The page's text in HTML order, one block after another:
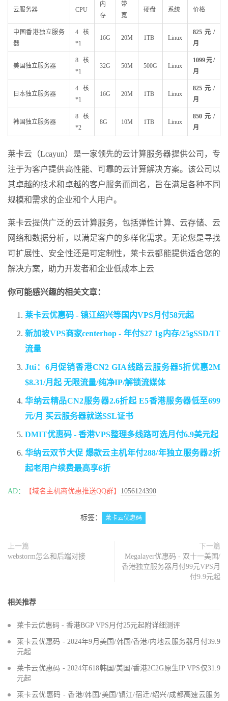
云服务器 CPU
内
存
带
宽
硬盘 系统 价格
中国香港独立服务
器
4核
*1
16G 20M 1TB Linux
825 元/
月
美国独立服务器
8核
*1
32G 50M 500G Linux
1099元/
月
日本独立服务器
4核
*1
16G 20M 1TB Linux
825 元/
月
韩国独立服务器
8核
*2
8G 10M 1TB Linux
850 元/
月
莱卡云（Lcayun）是一家领先的云计算服务器提供公司，专
注于为客户提供高性能、可靠的云计算解决方案。该公司以
其卓越的技术和卓越的客户服务而闻名，旨在满足各种不同
规模和需求的企业和个人用户。
莱卡云提供广泛的云计算服务，包括弹性计算、云存储、云
网络和数据分析，以满足客户的多样化需求。无论您是寻找
可扩展性、安全性还是可定制性，莱卡云都能提供适合您的
解决方案，助力开发者和企业低成本上云
你可能感兴趣的相关文章：
莱卡云优惠码 - 镇江绍兴等国内VPS月付58元起
新加坡VPS商家centerhop - 年付$27 1g内存/25gSSD/1T
流量
Jtti：6月促销香港CN2 GIA线路云服务器5折优惠2M
$8.31/月起 无限流量/纯净IP/解锁流媒体
华纳云精品CN2服务器2.6折起 E5香港服务器低至699
元/月 买云服务器就送SSL证书
DMIT优惠码 - 香港VPS整理多线路可选月付6.9美元起
华纳云双节大促 爆款云主机年付288/年独立服务器2折
起老用户续费最高享6折
AD： 【域名主机商优惠推送QQ群】 1056124390
标签： 莱卡云优惠码
上一篇
webstorm怎么和后端对接
下一篇
Megalayer优惠码 - 双十一美国/
香港独立服务器月付99元VPS月
付9.9元起
相关推荐
莱卡云优惠码 - 香港BGP VPS月付25元起附详细测评
莱卡云优惠码 - 2024年9月美国/韩国/香港/内地云服务器月付39.9
元起
莱卡云优惠码 - 2024年618韩国/美国/香港2C2G原生IP VPS仅31.9
元起
莱卡云优惠码 - 香港/韩国/美国/镇江/宿迁/绍兴/成都高速云服务